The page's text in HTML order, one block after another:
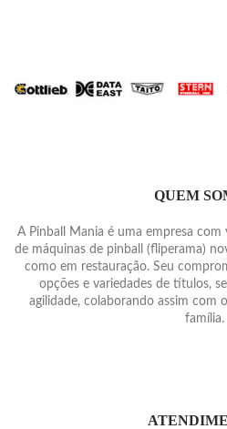
QUEM
A Pinball Mania é uma empresa
de máquinas de pinball (fliperama)
como em restauração. Seu
opções e variedades de títulos,
agilidade, colaborando assim com
família.